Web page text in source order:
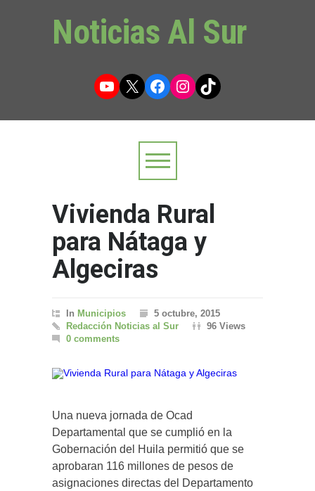
Noticias Al Sur
YouTube
X Facebook
Instagram
TikTok
Vivienda Rural
para Nátaga y
Algeciras
In Municipios
5 octubre, 2015
Redacción Noticias al Sur
96 Views
0 comments
Una nueva jornada de Ocad
Departamental que se cumplió en la
Gobernación del Huila permitió que se
aprobaran 116 millones de pesos de
asignaciones directas del Departamento